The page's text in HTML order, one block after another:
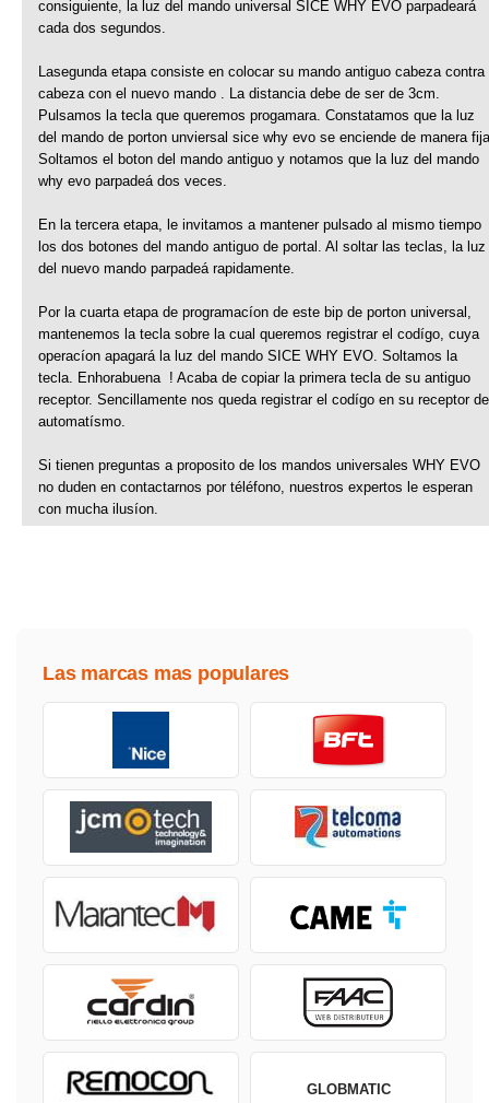
consiguiente, la luz del mando universal SICE WHY EVO parpadeará
cada dos segundos.
Lasegunda etapa consiste en colocar su mando antiguo cabeza contra
cabeza con el nuevo mando . La distancia debe de ser de 3cm.
Pulsamos la tecla que queremos progamara. Constatamos que la luz
del mando de porton unviersal sice why evo se enciende de manera
Soltamos el boton del mando antiguo y notamos que la luz del mando
why evo parpadeá dos veces.
En la tercera etapa, le invitamos a mantener pulsado al mismo tiempo
los dos botones del mando antiguo de portal. Al soltar las teclas, la luz
del nuevo mando parpadeá rapidamente.
Por la cuarta etapa de programacíon de este bip de porton universal,
mantenemos la tecla sobre la cual queremos registrar el codígo, cuya
operacíon apagará la luz del mando SICE WHY EVO. Soltamos la
tecla. Enhorabuena ! Acaba de copiar la primera tecla de su antiguo
receptor. Sencillamente nos queda registrar el codígo en su receptor de
automatísmo.
Si tienen preguntas a proposito de los mandos universales WHY EVO
no duden en contactarnos por téléfono, nuestros expertos le esperan
con mucha ilusíon.
Las marcas mas populares
GLOBMATIC